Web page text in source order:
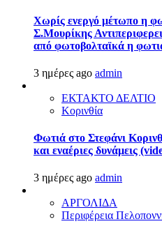
Χωρίς ενεργό μέτωπο η
Σ.Μουρίκης
από φωτοβολταϊκά η
3 ημέρες ago admin
ΕΚΤΑΚΤΟ ΔΕΛΤΙΟ
Κορινθία
Φωτιά στο Στεφάνι
και εναέριες δυνάμεις
3 ημέρες ago admin
ΑΡΓΟΛΙΔΑ
Περιφέρεια